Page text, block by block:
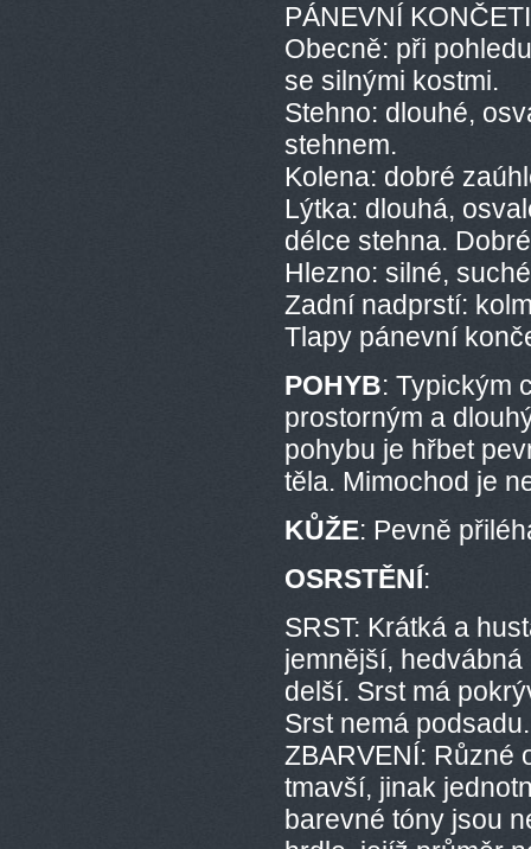
PÁNEVNÍ
Obecně: při
se silnými kostmi.
Stehno: dlouhé,
stehnem.
Kolena: dobré
Lýtka: dlouhá,
délce stehna.
Hlezno: silné,
Zadní nadprstí:
Tlapy pánevní
POHYB: Typickým
prostorným a
pohybu je hřbet
těla. Mimochod je
KŮŽE: Pevně
OSRSTĚNÍ:
SRST: Krátká a
jemnější,
delší. Srst má
Srst nemá podsadu.
ZBARVENÍ: Různé
tmavší, jinak
barevné tóny jsou